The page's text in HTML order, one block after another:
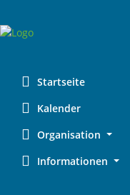
Startseite
Kalender
Organisation
Informationen